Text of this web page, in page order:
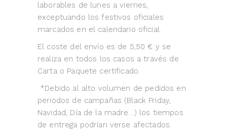
laborables de lunes a viernes,
exceptuando los festivos oficiales
marcados en el calendario oficial.
El coste del envío es de 5,50 € y se
realiza en todos los casos a través de
Carta o Paquete certificado.
*Debido al alto volumen de pedidos en
periodos de campañas (Black Friday,
Navidad, Día de la madre…) los tiempos
de entrega podrían verse afectados.